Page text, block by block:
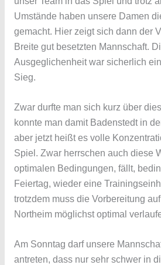
Umstände haben unsere Damen
gemacht. Hier zeigt sich dann der
Breite gut besetzten Mannschaft.
Ausgeglichenheit war sicherlich
Sieg.
Zwar durfte man sich kurz über
konnte man damit Badenstedt in
aber jetzt heißt es volle
Spiel. Zwar herrschen auch diese
optimalen Bedingungen, fällt,
Feiertag, wieder eine
trotzdem muss die Vorbereitung
Northeim möglichst optimal
Am Sonntag darf unsere
antreten, dass nur sehr schwer in